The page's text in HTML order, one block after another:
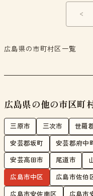
<
広島県の市町村区一覧
広島県の他の市区町
三原市 三次市 世羅
安芸郡坂町 安芸郡府中
安芸高田市 尾道市
広島市中区 広島市佐伯
広島市安佐南区 広島市